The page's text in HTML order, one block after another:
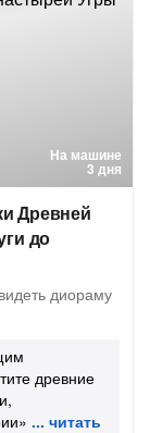
На машине
3 дня
Древней
до
диораму
древние